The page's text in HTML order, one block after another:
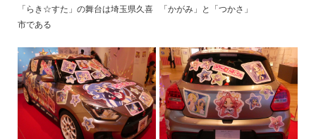
「らき☆すた」の舞台は埼玉県久喜
市である
「かがみ」と「つかさ」